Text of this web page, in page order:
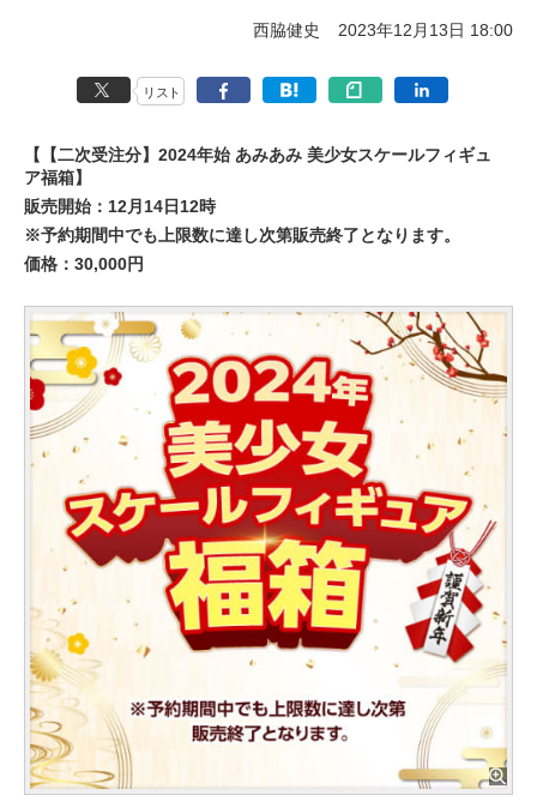
西脇健史 2023年12月13日 18:00
リスト
【【二次受注分】2024年始 あみあみ 美少女スケールフィギュ
ア福箱】
販売開始：12月14日12時
※予約期間中でも上限数に達し次第販売終了となります。
価格：30,000円